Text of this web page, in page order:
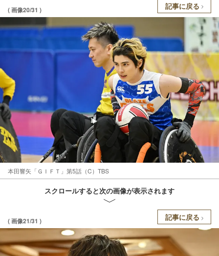
( 画像20/31 ) 記事に戻る
本田響矢「ＧＩＦＴ」第5話（C）TBS
スクロールすると次の画像が表示されます
( 画像21/31 ) 記事に戻る